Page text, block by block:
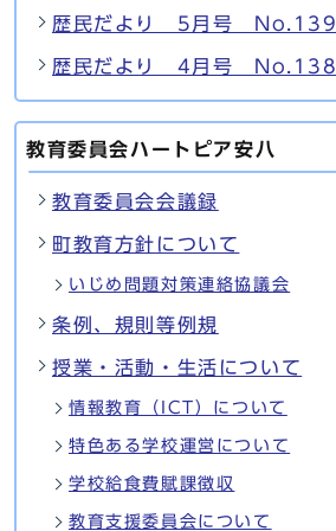
歴民だより 5月号 No.139
歴民だより 4月号 No.138
教育委員会ハートピア安八
教育委員会会議録
町教育方針について
いじめ問題対策連絡協議会
条例、規則等例規
授業・活動・生活について
情報教育（ICT）について
特色ある学校運営について
学校給食費賦課徴収
教育支援委員会について